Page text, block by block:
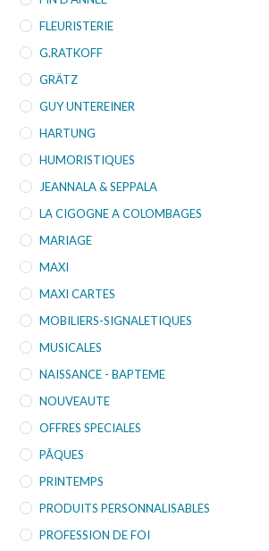
FLEURISTERIE
G.RATKOFF
GRÄTZ
GUY UNTEREINER
HARTUNG
HUMORISTIQUES
JEANNALA & SEPPALA
LA CIGOGNE A COLOMBAGES
MARIAGE
MAXI
MAXI CARTES
MOBILIERS-SIGNALETIQUES
MUSICALES
NAISSANCE - BAPTEME
NOUVEAUTE
OFFRES SPECIALES
PÂQUES
PRINTEMPS
PRODUITS PERSONNALISABLES
PROFESSION DE FOI